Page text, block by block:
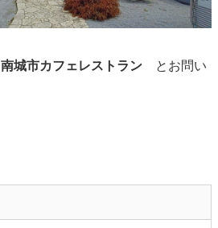
南城市カフェレストラン とお問い